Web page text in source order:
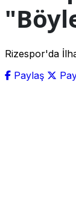
Rizespor'da
Paylaş